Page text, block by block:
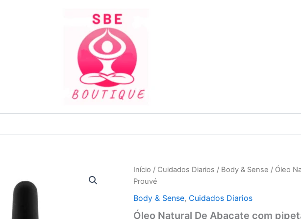
Início / Cuidados Diarios / Body & Sense / Óleo
Prouvé
Body & Sense, Cuidados Diarios
Óleo Natural De Abacate com
Quantidade
de
Natural
Abacate